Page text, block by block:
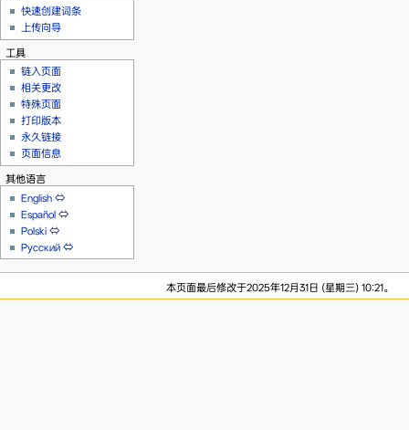
快速创建词条
上传向导
工具
链入页面
相关更改
特殊页面
打印版本
永久链接
页面信息
其他语言
English ⇔
Español ⇔
Polski ⇔
Русский ⇔
本页面最后修改于2025年12月31日 (星期三) 10:21。